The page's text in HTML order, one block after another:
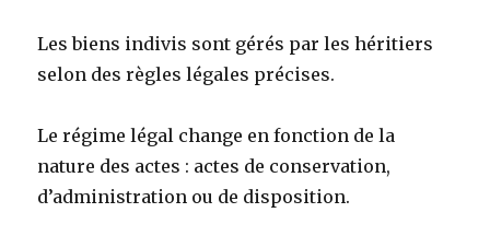
Les biens indivis sont gérés par les héritiers
selon des règles légales précises.
Le régime légal change en fonction de la
nature des actes : actes de conservation,
d’administration ou de disposition.